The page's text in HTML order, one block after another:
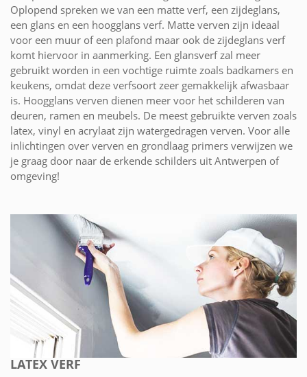
Oplopend spreken we van een matte verf, een zijdeglans,
een glans en een hoogglans verf. Matte verven zijn ideaal
voor een muur of een plafond maar ook de zijdeglans verf
komt hiervoor in aanmerking. Een glansverf zal meer
gebruikt worden in een vochtige ruimte zoals badkamers en
keukens, omdat deze verfsoort zeer gemakkelijk afwasbaar
is. Hoogglans verven dienen meer voor het schilderen van
deuren, ramen en meubels. De meest gebruikte verven zoals
latex, vinyl en acrylaat zijn watergedragen verven. Voor alle
inlichtingen over verven en grondlaag primers verwijzen we
je graag door naar de erkende schilders uit Antwerpen of
omgeving!
LATEX VERF